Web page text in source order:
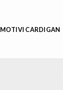
MOTIVI CARDIGAN